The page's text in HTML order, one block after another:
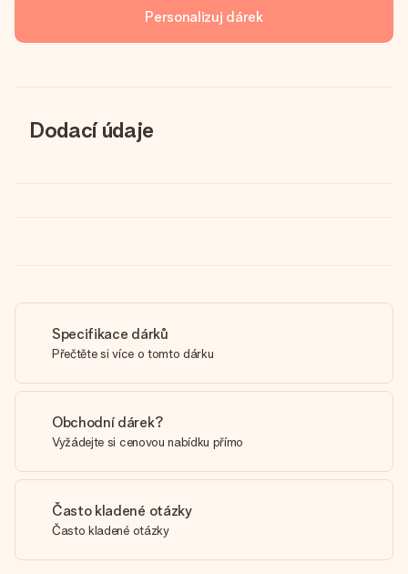
Personalizuj dárek
Dodací údaje
Specifikace dárků
Přečtěte si více o tomto dárku
Obchodní dárek?
Vyžádejte si cenovou nabídku přímo
Často kladené otázky
Často kladené otázky